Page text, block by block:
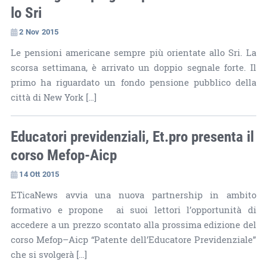
lo Sri
2 Nov 2015
Le pensioni americane sempre più orientate allo Sri. La
scorsa settimana, è arrivato un doppio segnale forte. Il
primo ha riguardato un fondo pensione pubblico della
città di New York […]
Educatori previdenziali, Et.pro presenta il
corso Mefop-Aicp
14 Ott 2015
ETicaNews avvia una nuova partnership in ambito
formativo e propone ai suoi lettori l’opportunità di
accedere a un prezzo scontato alla prossima edizione del
corso Mefop–Aicp “Patente dell’Educatore Previdenziale”
che si svolgerà […]